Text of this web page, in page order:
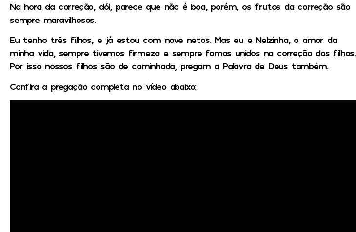
Na hora da correção, dói, parece que não é boa, porém, os frutos da correção são
sempre maravilhosos.
Eu tenho três filhos, e já estou com nove netos. Mas eu e Nelzinha, o amor da
minha vida, sempre tivemos firmeza e sempre fomos unidos na correção dos filhos.
Por isso nossos filhos são de caminhada, pregam a Palavra de Deus também.
Confira a pregação completa no vídeo abaixo: